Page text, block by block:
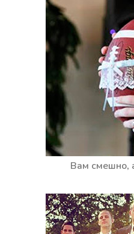
Вам смешно,